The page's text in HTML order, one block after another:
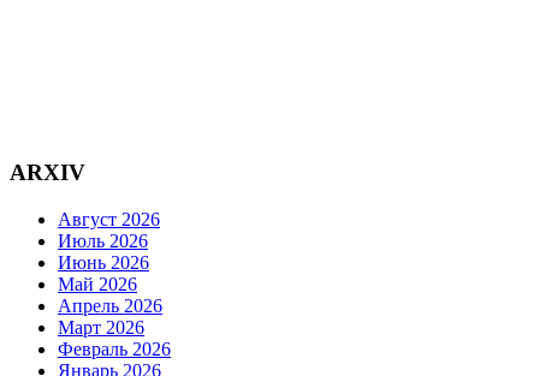
ARXIV
Август 2026
Июль 2026
Июнь 2026
Май 2026
Апрель 2026
Март 2026
Февраль 2026
Январь 2026